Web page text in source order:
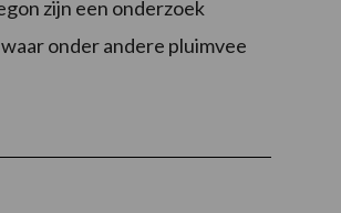
zijn een onderzoek
onder andere pluimvee